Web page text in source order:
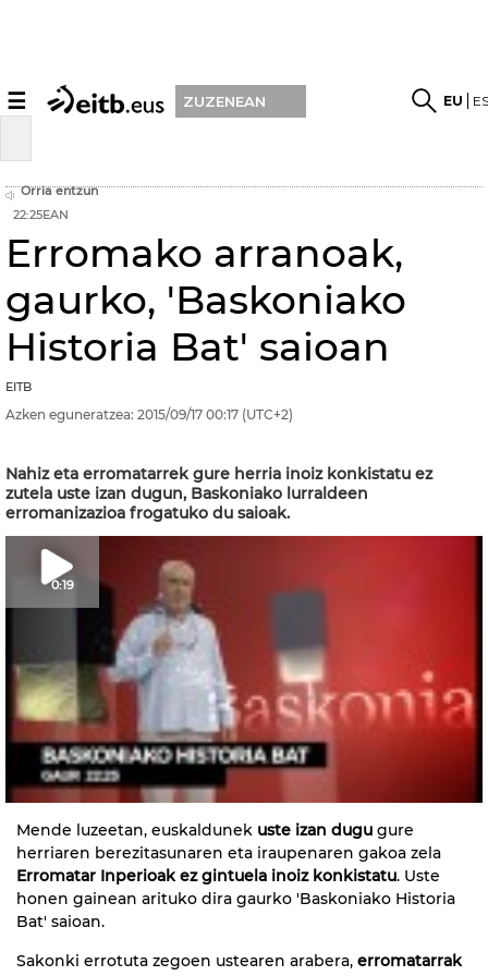
☰ ZUZENEAN EU
Orria entzun
22:25EAN
Erromako arranoak,
gaurko, 'Baskoniako
Historia Bat' saioan
EITB
Azken eguneratzea: 2015/09/17 00:17 (UTC+2)
Nahiz eta erromatarrek gure herria inoiz konkistatu ez
zutela uste izan dugun, Baskoniako lurraldeen
erromanizazioa frogatuko du saioak.
0:19
Mende luzeetan, euskaldunek uste izan dugu gure
herriaren berezitasunaren eta iraupenaren gakoa zela
Erromatar Inperioak ez gintuela inoiz konkistatu. Uste
honen gainean arituko dira gaurko 'Baskoniako Historia
Bat' saioan.
Sakonki errotuta zegoen ustearen arabera, erromatarrak